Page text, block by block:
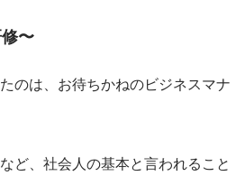
〜
のは、お待ちかねのビジネスマナ
ど、社会人の基本と言われること